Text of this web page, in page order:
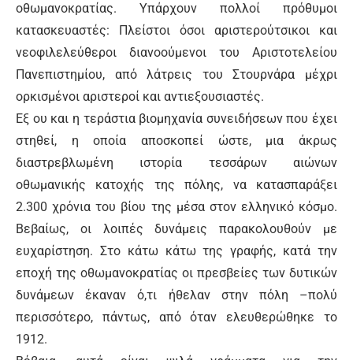
οθωμανοκρατίας. Υπάρχουν πολλοί πρόθυμοι
κατασκευαστές: Πλείστοι όσοι αριστερούτσικοι και
νεοφιλελεύθεροι διανοούμενοι του Αριστοτελείου
Πανεπιστημίου, από λάτρεις του Στουρνάρα μέχρι
ορκισμένοι αριστεροί και αντιεξουσιαστές.
Εξ ου και η τεράστια βιομηχανία συνειδήσεων που έχει
στηθεί, η οποία αποσκοπεί ώστε, μια άκρως
διαστρεβλωμένη ιστορία τεσσάρων αιώνων
οθωμανικής κατοχής της πόλης, να κατασπαράξει
2.300 χρόνια του βίου της μέσα στον ελληνικό κόσμο.
Βεβαίως, οι λοιπές δυνάμεις παρακολουθούν με
ευχαρίστηση. Στο κάτω κάτω της γραφής, κατά την
εποχή της οθωμανοκρατίας οι πρεσβείες των δυτικών
δυνάμεων έκαναν ό,τι ήθελαν στην πόλη –πολύ
περισσότερο, πάντως, από όταν ελευθερώθηκε το
1912.